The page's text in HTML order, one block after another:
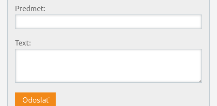
Predmet:
Text: